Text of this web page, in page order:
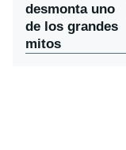
desmonta uno
de los grandes
mitos